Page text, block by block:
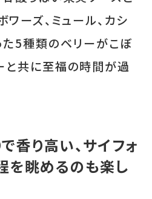
ワーズ、ミュール、カシ
た5種類のベリーがこぼ
と共に至福の時間が過
香り高い、サイフォ
を眺めるのも楽し